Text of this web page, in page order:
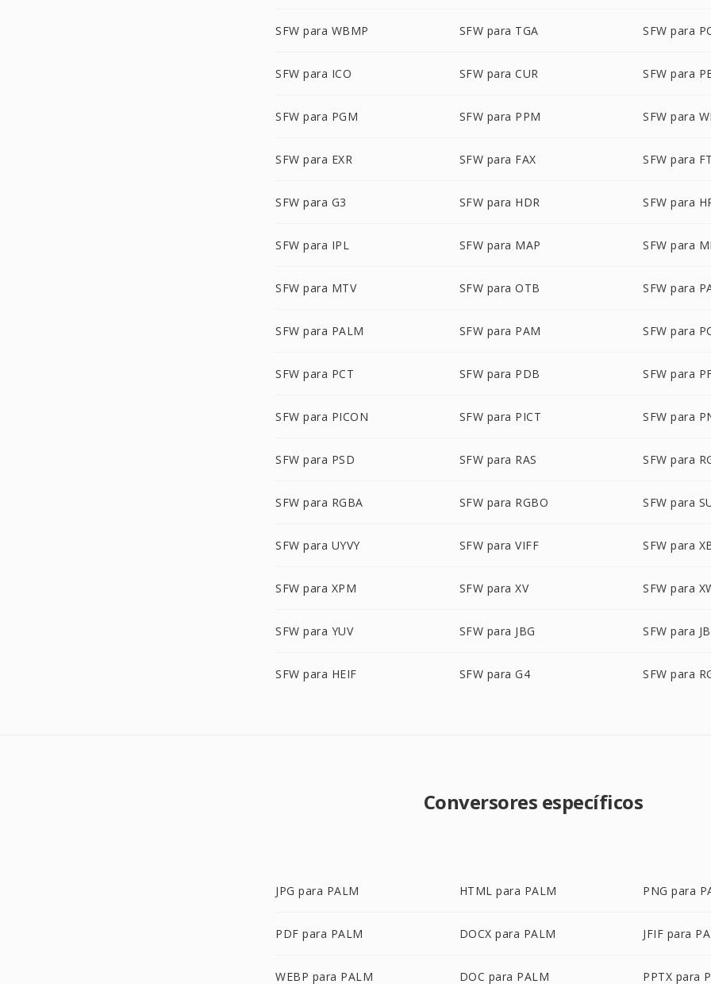
SFW para WBMP SFW para TGA SFW para
SFW para ICO SFW para CUR SFW para
SFW para PGM SFW para PPM SFW para
SFW para EXR SFW para FAX SFW para
SFW para G3 SFW para HDR SFW para
SFW para IPL SFW para MAP SFW para
SFW para MTV SFW para OTB SFW para
SFW para PALM SFW para PAM SFW para
SFW para PCT SFW para PDB SFW para
SFW para PICON SFW para PICT SFW para
SFW para PSD SFW para RAS SFW para
SFW para RGBA SFW para RGBO SFW para
SFW para UYVY SFW para VIFF SFW para
SFW para XPM SFW para XV SFW para
SFW para YUV SFW para JBG SFW para
SFW para HEIF SFW para G4 SFW para
Conversores específicos
JPG para PALM HTML para PALM PNG para
PDF para PALM DOCX para PALM JFIF para
WEBP para PALM DOC para PALM PPTX para